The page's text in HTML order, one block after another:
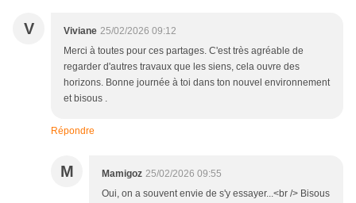
V Viviane 25/02/2026 09:12
Merci à toutes pour ces partages. C'est très agréable de
regarder d'autres travaux que les siens, cela ouvre des
horizons. Bonne journée à toi dans ton nouvel environnement
et bisous .
Répondre
M Mamigoz 25/02/2026 09:55
Oui, on a souvent envie de s'y essayer...<br /> Bisous